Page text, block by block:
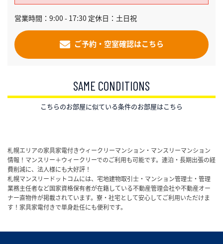
営業時間：9:00 - 17:30 定休日：土日祝
ご予約・空室確認はこちら
SAME CONDITIONS
こちらのお部屋に似ている条件のお部屋はこちら
札幌エリアの家具家電付きウィークリーマンション・マンスリーマンション
情報！マンスリー＋ウィークリーでのご利用も可能です。連泊・長期出張の経
費削減に、法人様にも大好評！
札幌マンスリードットコムには、宅地建物取引士・マンション管理士・管理
業務主任者など国家資格保有者が在籍している不動産管理会社や不動産オー
ナー直物件が掲載されています。寮・社宅として安心してご利用いただけま
す！家具家電付きで単身赴任にも便利です。